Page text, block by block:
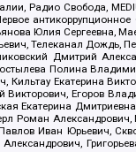
Радио Свобода,
Юлия Сергеевна,
Телеканал Дождь,
Дмитрий
Полина
Екатерина
Егоров
Екатерина
Роман
Иван Юрьевич,